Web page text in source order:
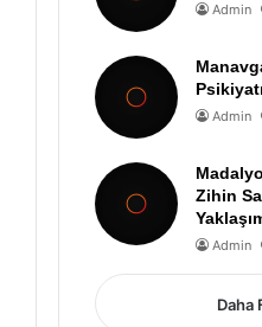
Admin
Admin
Zihin
Admin
Daha